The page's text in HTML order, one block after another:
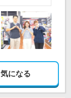
気になる